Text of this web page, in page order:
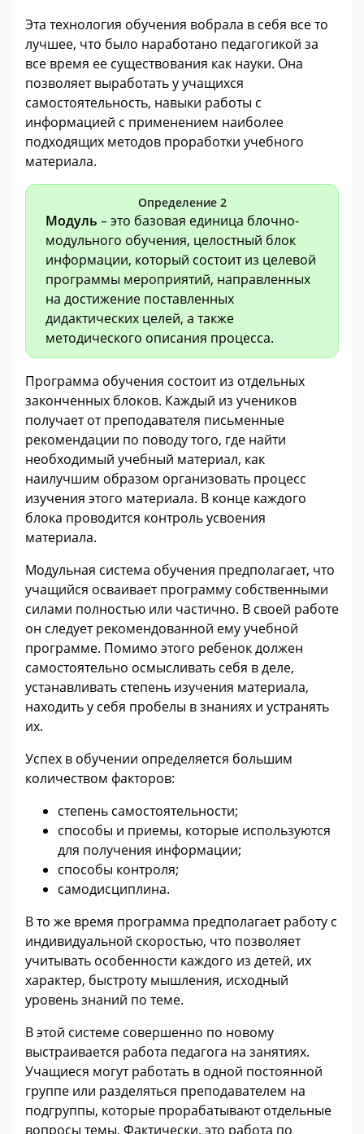
Эта технология обучения вобрала в себя все то
лучшее, что было наработано педагогикой за
все время ее существования как науки. Она
позволяет выработать у учащихся
самостоятельность, навыки работы с
информацией с применением наиболее
подходящих методов проработки учебного
материала.
Определение 2
Модуль – это базовая единица блочно-
модульного обучения, целостный блок
информации, который состоит из целевой
программы мероприятий, направленных
на достижение поставленных
дидактических целей, а также
методического описания процесса.
Программа обучения состоит из отдельных
законченных блоков. Каждый из учеников
получает от преподавателя письменные
рекомендации по поводу того, где найти
необходимый учебный материал, как
наилучшим образом организовать процесс
изучения этого материала. В конце каждого
блока проводится контроль усвоения
материала.
Модульная система обучения предполагает, что
учащийся осваивает программу собственными
силами полностью или частично. В своей работе
он следует рекомендованной ему учебной
программе. Помимо этого ребенок должен
самостоятельно осмысливать себя в деле,
устанавливать степень изучения материала,
находить у себя пробелы в знаниях и устранять
их.
Успех в обучении определяется большим
количеством факторов:
степень самостоятельности;
способы и приемы, которые используются
для получения информации;
способы контроля;
самодисциплина.
В то же время программа предполагает работу с
индивидуальной скоростью, что позволяет
учитывать особенности каждого из детей, их
характер, быстроту мышления, исходный
уровень знаний по теме.
В этой системе совершенно по новому
выстраивается работа педагога на занятиях.
Учащиеся могут работать в одной постоянной
группе или разделяться преподавателем на
подгруппы, которые прорабатывают отдельные
вопросы темы. Фактически, это работа по